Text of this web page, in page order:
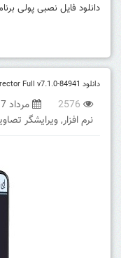
دانلود فایل نصبی پولی برنامه
دانلود CyberLink PowerDirector Full v7.1.0-84941 ویرایشگر ویدئو اندروید
2576 مرداد 17, 1399
نرم افزار,ویرایشگر